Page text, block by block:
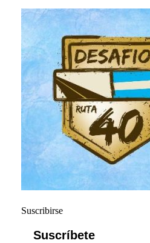
Suscribirse
Suscríbete